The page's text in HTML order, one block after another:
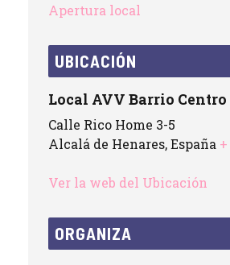
Apertura local
UBICACIÓN
Local AVV Barrio Centro
Calle Rico Home 3-5
Alcalá de Henares,España
Ver la web del Ubicación
ORGANIZA